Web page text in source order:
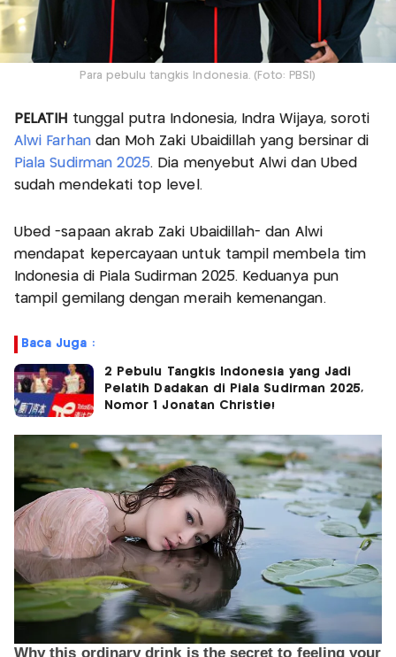
Para pebulu tangkis Indonesia. (Foto: PBSI)
PELATIH tunggal putra Indonesia, Indra Wijaya, soroti
Alwi Farhandan Moh Zaki Ubaidillah yang bersinar di
Piala Sudirman 2025. Dia menyebut Alwi dan Ubed
sudah mendekati top level.
Ubed -sapaan akrab Zaki Ubaidillah- dan Alwi
mendapat kepercayaan untuk tampil membela tim
Indonesia di Piala Sudirman 2025. Keduanya pun
tampil gemilang dengan meraih kemenangan.
Baca Juga :
2 Pebulu Tangkis Indonesia yang Jadi
Pelatih Dadakan di Piala Sudirman 2025,
Nomor 1 Jonatan Christie!